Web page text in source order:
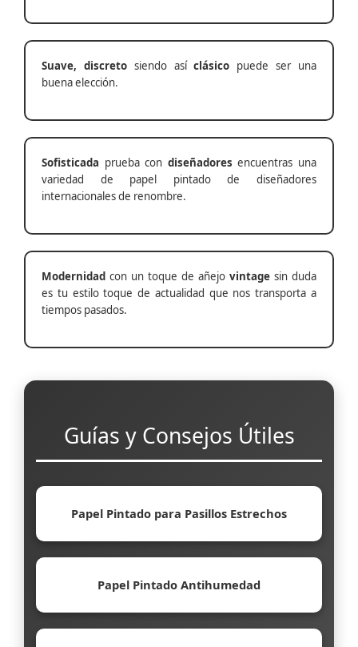
Suave, discretosiendo asíclásico puede ser una
buena elección.
Sofisticada prueba con diseñadores encuentras una
variedad de papel pintado de diseñadores
internacionales de renombre.
Modernidad con un toque de añejo vintage sin duda
es tu estilo toque de actualidad que nos transporta a
tiempos pasados.
Guías y Consejos Útiles
Papel Pintado para Pasillos Estrechos
Papel Pintado Antihumedad